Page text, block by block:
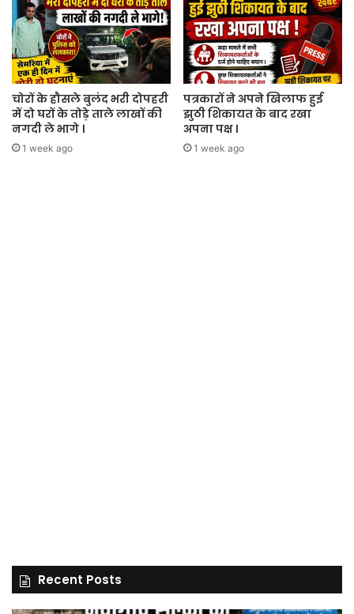
चोरों के हौसले बुलंद भरी दोपहरी
में दो घरों के तोड़े ताले लाखों की
नगदी ले भागे ।
1 week ago
पत्रकारों ने अपने खिलाफ हुई
झुठी शिकायत के बाद रखा
अपना पक्ष ।
1 week ago
Recent Posts